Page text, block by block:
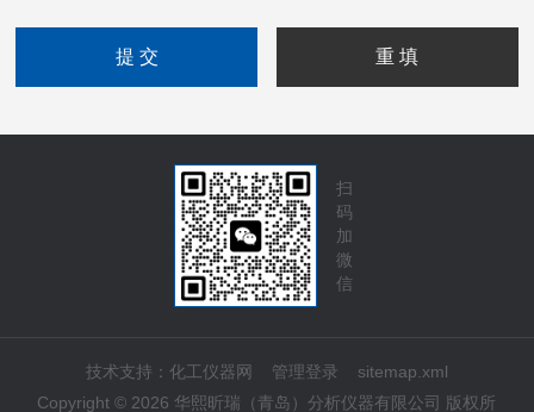
扫
码
加
微
信
技术支持： 化工仪器网 管理登录
sitemap.xml
Copyright © 2026 华熙昕瑞（青岛）分析仪器有限公司 版权所